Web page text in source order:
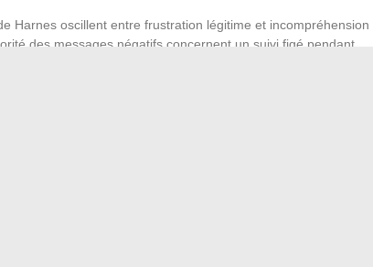
Harnes oscillent entre frustration légitime et incompréhension
des messages négatifs concernent un suivi figé pendant